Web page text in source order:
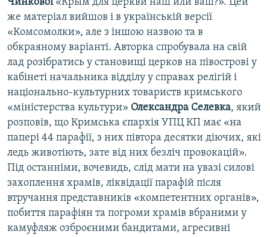
Чинкової«Крым для церкви наш или ваш?». Цей
же матеріал вийшов і в українській версії
«Комсомолки», але з іншою назвою та в
обкраяному варіанті. Авторка спробувала на свій
лад розібратись у становищі церков на півострові у
кабінеті начальника відділу у справах релігій і
національно-культурних товариств кримського
«міністерства культури» Олександра Селевка, який
розповів, що Кримська єпархія УПЦ КП має «на
папері 44 парафії, з них півтора десятки діючих, які
ледь животіють, зате від них безліч провокацій».
Під останніми, вочевидь, слід мати на увазі силові
захоплення храмів, ліквідації парафій після
втручання представників «компетентних органів»,
побиття парафіян та погроми храмів вбраними у
камуфляж озброєними бандитами, агресивні